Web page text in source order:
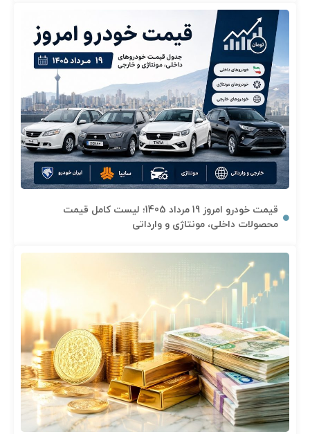
قیمت خودرو امروز 19 مرداد 1405؛ لیست کامل قیمت
محصولات داخلی، مونتاژی و وارداتی